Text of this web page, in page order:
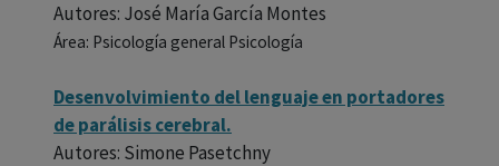
Autores: José María García Montes
Área: Psicología general Psicología
Desenvolvimiento del lenguaje en portadores
de parálisis cerebral.
Autores: Simone Pasetchny